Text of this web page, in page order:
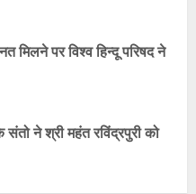
मिलने पर विश्व हिन्दू परिषद ने
ने श्री महंत रविंद्रपुरी को